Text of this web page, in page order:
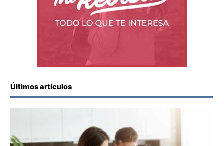
Últimos artículos